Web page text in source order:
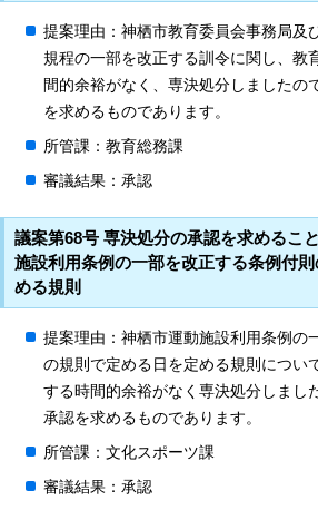
提案理由：神栖市教育委員会事務局及
規程の一部を改正する訓令に関し、教
間的余裕がなく、専決処分しましたの
を求めるものであります。
所管課：教育総務課
審議結果：承認
議案第68号 専決処分の承認を求めるこ
施設利用条例の一部を改正する条例付
める規則
提案理由：神栖市運動施設利用条例の
の規則で定める日を定める規則につい
する時間的余裕がなく専決処分しまし
承認を求めるものであります。
所管課：文化スポーツ課
審議結果：承認